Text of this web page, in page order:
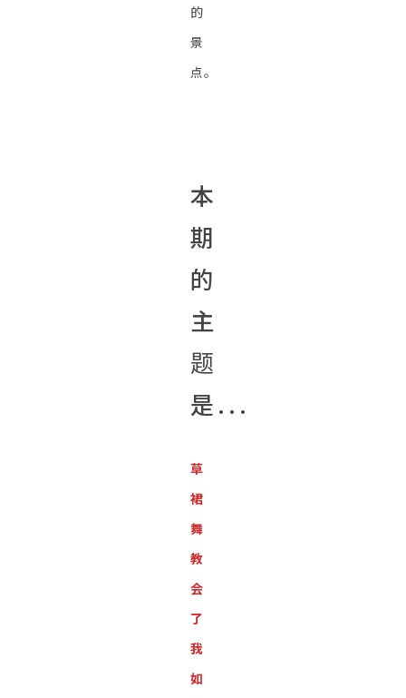
的
景
点。
本
期
的
主
题
是...
草
裙
舞
教
会
了
我
如